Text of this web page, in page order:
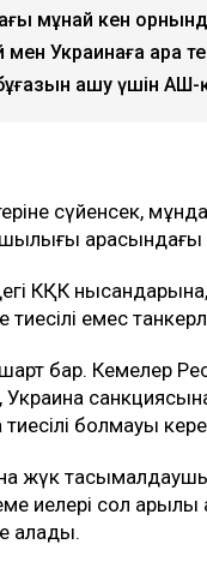
Қазақстан
(КҚК)
мұнай кен
мен Украинаға Қара
ашу үшін
сүйенсек,
арасындағы